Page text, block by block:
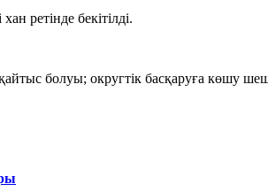
ретінде бекітілді.
болуы; округтік басқаруға көшу